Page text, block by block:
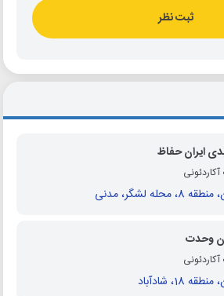
ثبت نظر
ایران حفاظ
8، محله لشگر، مدنی
وحدت
18، شادآباد